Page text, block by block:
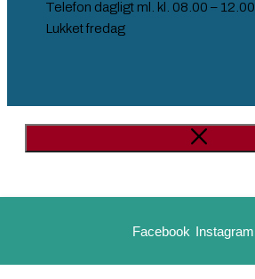
Telefon dagligt ml. kl. 08.00 – 12.00
Lukket fredag
Facebook Instagram